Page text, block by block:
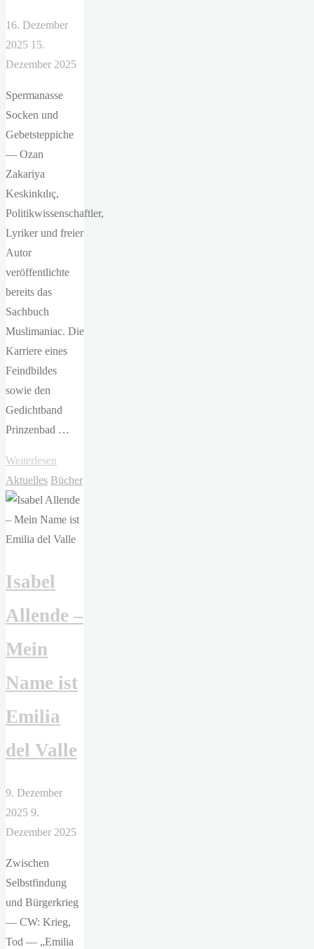
16. Dezember
2025 15.
Dezember 2025
Spermanasse
Socken und
Gebetsteppiche
— Ozan
Zakariya
Keskinkılıç,
Politikwissenschaftler,
Lyriker und freier
Autor
veröffentlichte
bereits das
Sachbuch
Muslimaniac. Die
Karriere eines
Feindbildes
sowie den
Gedichtband
Prinzenbad …
Weiterlesen
Zakariya
Keskinkılıç
–
Hundesohn"
Aktuelles Bücher
Isabel
Allende –
Mein
Name ist
Emilia
del Valle
9. Dezember
2025 9.
Dezember 2025
Zwischen
Selbstfindung
und Bürgerkrieg
— CW: Krieg,
Tod — „Emilia